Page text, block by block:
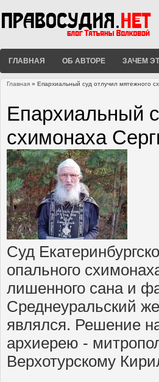
ГЛАВНАЯ ОБ АВТОРЕ ЗАЧЕМ
Главная » Епархиальный суд отлучил мятежного
Епархиальный
схимонаха
Суд
опального
лишенного сана и
Среднеуральский
являлся. Решение
архиерею -
Верхотурскому